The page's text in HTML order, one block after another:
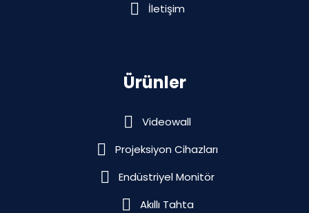
İletişim
Ürünler
Videowall
Projeksiyon Cihazları
Endüstriyel Monitör
Akıllı Tahta